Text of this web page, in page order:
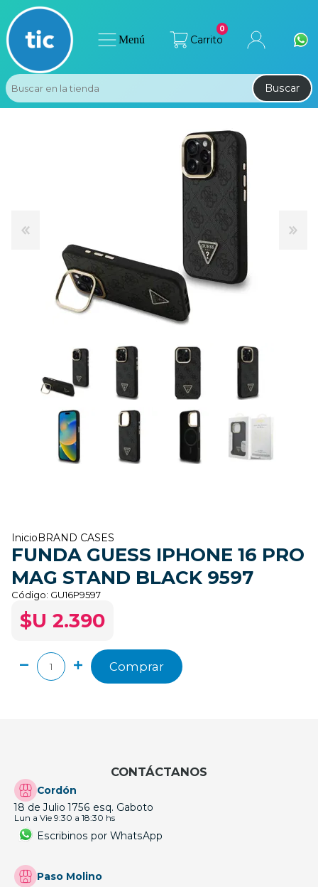
Carrito
0
Buscar
Menú
Inicio BRAND CASES
FUNDA GUESS IPHONE 16 PRO
MAG STAND BLACK 9597
Código: GU16P9597
$U 2.390
Comprar
CONTÁCTANOS
Cordón
18 de Julio 1756 esq. Gaboto
Lun a Vie 9:30 a 18:30 hs
Escribinos por WhatsApp
Paso Molino